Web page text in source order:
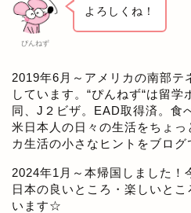
ぴんねず
よろしくね！
2019年6月～アメリカの南部テ
しています。“ぴんねず“は留学
同、J２ビザ。EAD取得済。食
米日本人の日々の生活をちょっ
カ生活の小さなヒントをブロ
2024年1月～本帰国しました！
日本の良いところ・楽しいと
います☆